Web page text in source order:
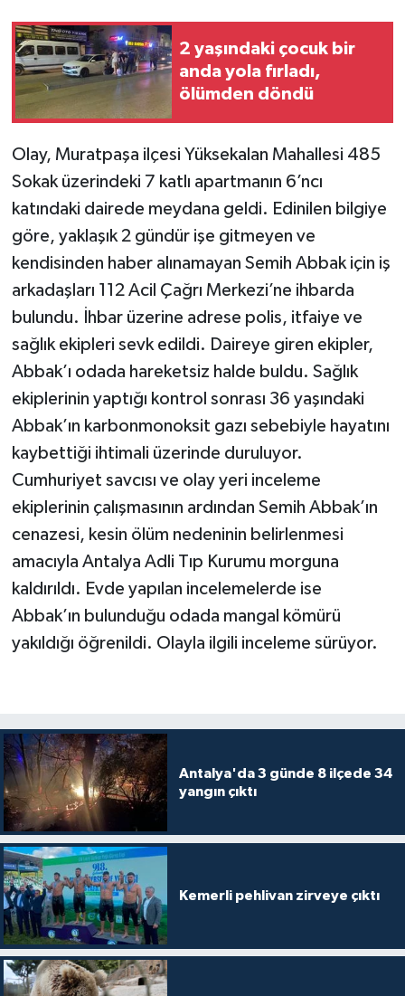
2 yaşındaki çocuk bir
anda yola fırladı,
ölümden döndü
Olay, Muratpaşa ilçesi Yüksekalan Mahallesi 485
Sokak üzerindeki 7 katlı apartmanın 6’ncı
katındaki dairede meydana geldi. Edinilen bilgiye
göre, yaklaşık 2 gündür işe gitmeyen ve
kendisinden haber alınamayan Semih Abbak için iş
arkadaşları 112 Acil Çağrı Merkezi’ne ihbarda
bulundu. İhbar üzerine adrese polis, itfaiye ve
sağlık ekipleri sevk edildi. Daireye giren ekipler,
Abbak’ı odada hareketsiz halde buldu. Sağlık
ekiplerinin yaptığı kontrol sonrası 36 yaşındaki
Abbak’ın karbonmonoksit gazı sebebiyle hayatını
kaybettiği ihtimali üzerinde duruluyor.
Cumhuriyet savcısı ve olay yeri inceleme
ekiplerinin çalışmasının ardından Semih Abbak’ın
cenazesi, kesin ölüm nedeninin belirlenmesi
amacıyla Antalya Adli Tıp Kurumu morguna
kaldırıldı. Evde yapılan incelemelerde ise
Abbak’ın bulunduğu odada mangal kömürü
yakıldığı öğrenildi. Olayla ilgili inceleme sürüyor.
Antalya'da 3 günde 8 ilçede 34
yangın çıktı
Kemerli pehlivan zirveye çıktı
Sosyal medya
Spor
Teknoloji
Televizyon
Turizm
Yaşam